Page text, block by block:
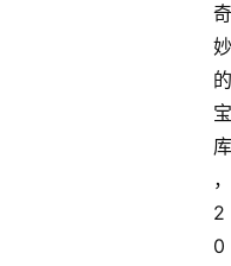
奇
妙
的
宝
库
，
2
0